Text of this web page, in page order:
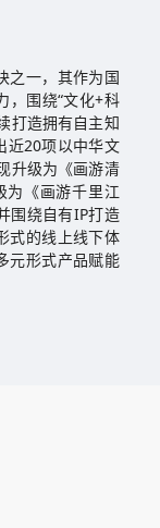
之一，其作为国
，围绕“文化+科
打造拥有自主知
近20项以中华文
升级为《画游清
为《画游千里江
围绕自有IP打造
式的线上线下体
元形式产品赋能